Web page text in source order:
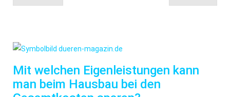
Mit welchen Eigenleistungen kann
man beim Hausbau bei den